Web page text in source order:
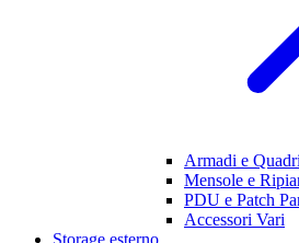
Armadi e
Mensole e
PDU e Patch
Accessori Vari
Storage esterno